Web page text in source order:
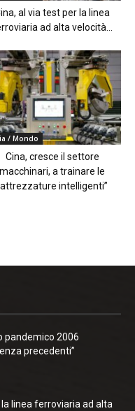
al via test per la linea
ad alta velocità...
/ Mondo
Cina, cresce il settore
macchinari, a trainare le
intelligenti”
pandemico 2006
precedenti”
linea ferroviaria ad alta